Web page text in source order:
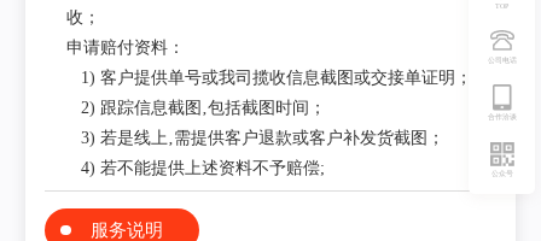
TOP
公司电话
合作洽谈
公众号
收；
申请赔付资料：
1) 客户提供单号或我司揽收信息截图或交接单证明；
2) 跟踪信息截图‚包括截图时间；
3) 若是线上‚需提供客户退款或客户补发货截图；
4) 若不能提供上述资料不予赔偿;
服务说明